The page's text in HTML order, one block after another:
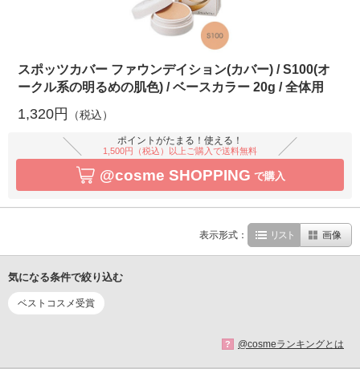
スポッツカバー ファウンデイション(カバー) / S100(オ
ークル系の明るめの肌色) / ベースカラー 20g / 全体用
1,320円 （税込）
ポイントがたまる！使える！
1,500円（税込）以上ご購入で送料無料
@cosme SHOPPING で購入
表示形式： リスト 画像
気になる条件で絞り込む
ベストコスメ受賞
? @cosmeランキングとは